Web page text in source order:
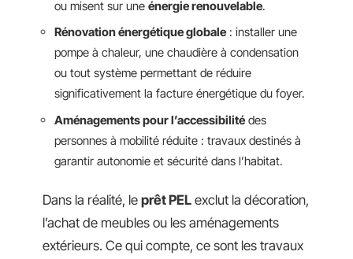
ou misent sur une énergie renouvelable.
Rénovation énergétique globale : installer une
pompe à chaleur, une chaudière à condensation
ou tout système permettant de réduire
significativement la facture énergétique du foyer.
Aménagements pour l’accessibilité des
personnes à mobilité réduite : travaux destinés à
garantir autonomie et sécurité dans l’habitat.
Dans la réalité, le prêt PEL exclut la décoration,
l’achat de meubles ou les aménagements
extérieurs. Ce qui compte, ce sont les travaux